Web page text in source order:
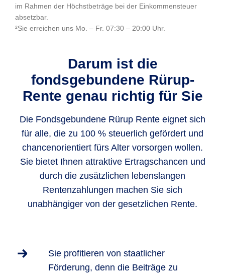
im Rahmen der Höchstbeträge bei der Einkommensteuer
absetzbar.
²Sie erreichen uns Mo. – Fr. 07:30 – 20:00 Uhr.
Darum ist die
fondsgebundene Rürup-
Rente genau richtig für Sie
Die Fondsgebundene Rürup Rente eignet sich
für alle, die zu 100 % steuerlich gefördert und
chancenorientiert fürs Alter vorsorgen wollen.
Sie bietet Ihnen attraktive Ertragschancen und
durch die zusätzlichen lebenslangen
Rentenzahlungen machen Sie sich
unabhängiger von der gesetzlichen Rente.
Sie profitieren von staatlicher
Förderung, denn die Beiträge zu